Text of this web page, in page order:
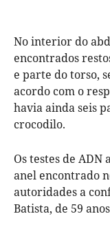
No interior do
encontrados
e parte do torso,
acordo com o
havia ainda seis
crocodilo.
Os testes de
anel encontrado
autoridades a
Batista, de 59